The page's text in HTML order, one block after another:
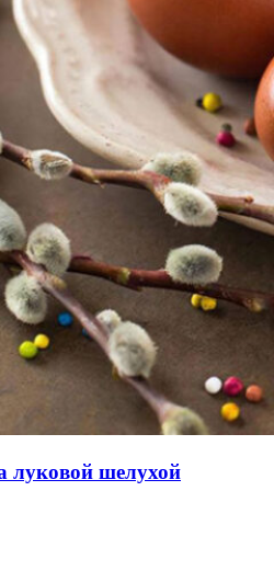
луковой шелухой